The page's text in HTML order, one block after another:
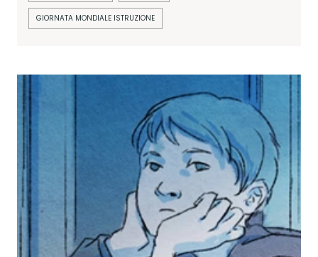
GIORNATA MONDIALE ISTRUZIONE